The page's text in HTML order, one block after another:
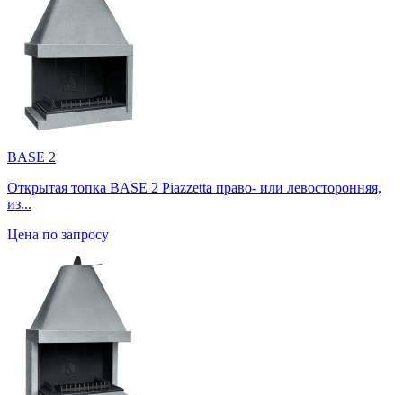
BASE 2
Открытая топка BASE 2 Piazzetta право- или левосторонняя,
из...
Цена по запросу